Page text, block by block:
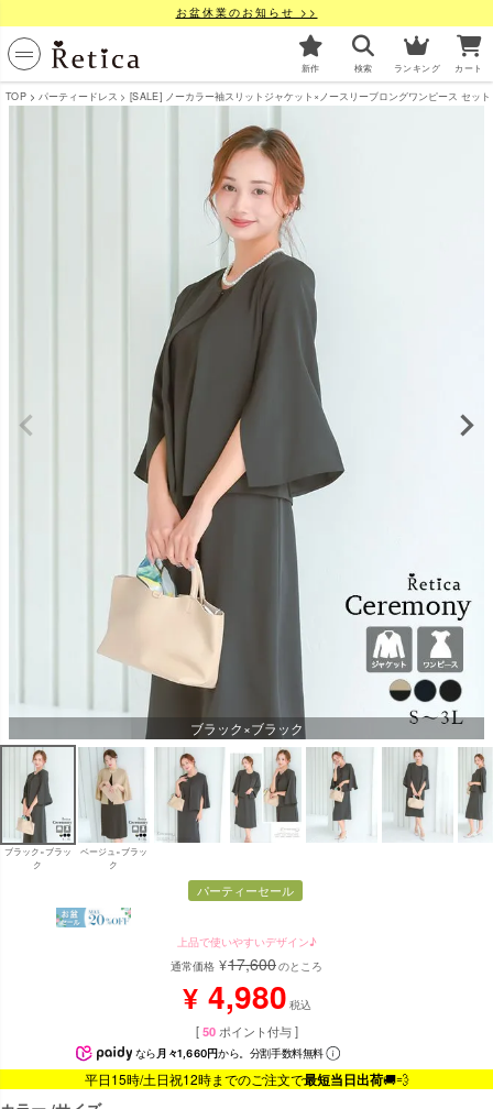
お盆休業のお知らせ >>
新作 検索 ランキング カート
TOP パーティードレス [SALE] ノーカラー袖スリットジャケット×ノースリーブロングワンピース セッ
ブラック×ブラック
ブラック×ブラッ
ク
ベージュ×ブラッ
ク
パーティーセール
上品で使いやすいデザイン♪
通常価格 ¥17,600のところ
¥ 4,980 税込
[ 50 ポイント付与 ]
なら 月々1,660円から。分割手数料無料
平日15時/土日祝12時までのご注文で最短当日出荷🚚💨